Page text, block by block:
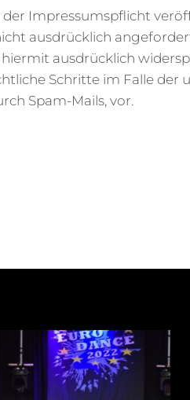
Impressumspflicht
ausdrücklich
ausdrücklich
Schritte im Falle der
Spam-Mails, vor.